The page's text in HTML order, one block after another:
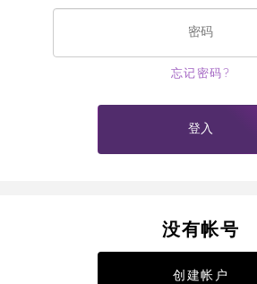
忘记密码?
登入
没有帐号
创建帐户